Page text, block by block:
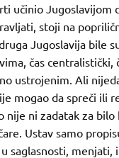
učinio Jugoslavijom
stoji na
Jugoslavija bile
čas centralistički,
ustrojenim. Ali
mogao da spreči ili
nije ni zadatak za bilo
Ustav samo
saglasnosti, menjati,